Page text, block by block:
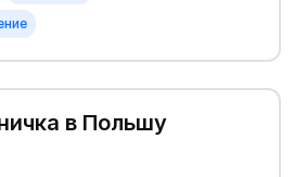
в Польшу